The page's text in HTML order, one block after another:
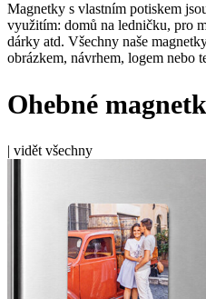
Magnetky s vlastním potiskem
využitím: domů na ledničku, pro
dárky atd. Všechny naše
obrázkem, návrhem, logem nebo
Ohebné
| vidět všechny